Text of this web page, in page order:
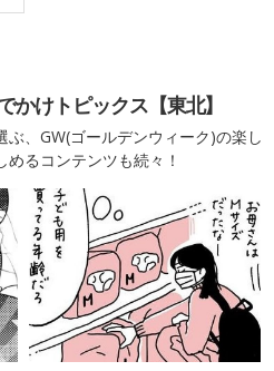
かけトピックス【東北】
ぶ、GW(ゴールデンウィーク)の楽し
るコンテンツも続々！